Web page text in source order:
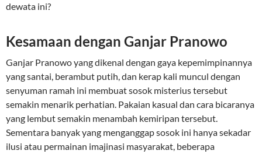
dewata ini?
Kesamaan dengan Ganjar Pranowo
Ganjar Pranowo yang dikenal dengan gaya kepemimpinannya
yang santai, berambut putih, dan kerap kali muncul dengan
senyuman ramah ini membuat sosok misterius tersebut
semakin menarik perhatian. Pakaian kasual dan cara bicaranya
yang lembut semakin menambah kemiripan tersebut.
Sementara banyak yang menganggap sosok ini hanya sekadar
ilusi atau permainan imajinasi masyarakat, beberapa